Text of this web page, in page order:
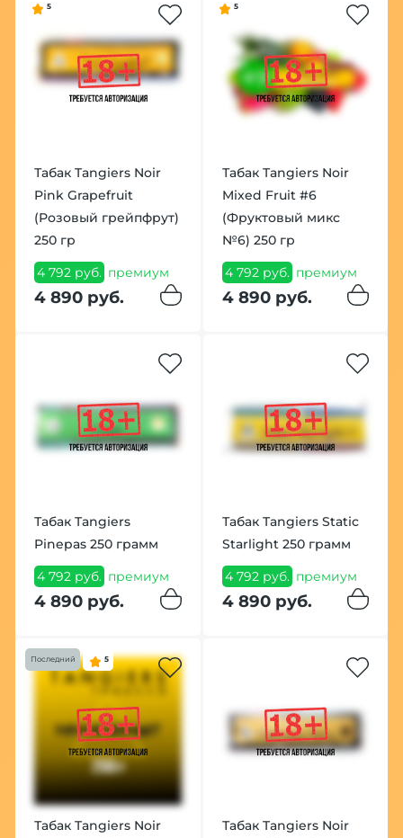
5
Табак Tangiers Noir
Pink Grapefruit
(Розовый грейпфрут)
250 гр
4 792 руб. премиум
4 890 руб.
5
Табак Tangiers Noir
Mixed Fruit #6
(Фруктовый микс
№6) 250 гр
4 792 руб. премиум
4 890 руб.
Табак Tangiers
Pinepas 250 грамм
4 792 руб. премиум
4 890 руб.
Табак Tangiers Static
Starlight 250 грамм
4 792 руб. премиум
4 890 руб.
Последний 5
Табак Tangiers Noir
Табак Tangiers Noir